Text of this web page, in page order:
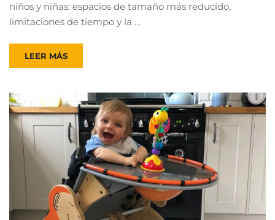
niños y niñas: espacios de tamaño más reducido,
limitaciones de tiempo y la …
LEER MÁS